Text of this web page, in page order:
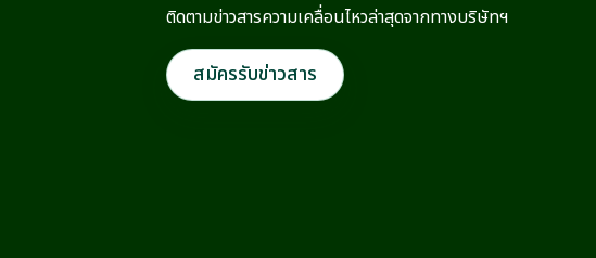
ติดตามข่าวสารความเคลื่อนไหวล่าสุดจากทางบริษัทฯ
สมัครรับข่าวสาร